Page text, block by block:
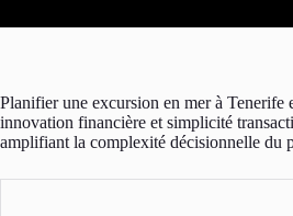
Planifier une excursion en mer à Tenerife
innovation financière et simplicité
amplifiant la complexité décisionnelle du